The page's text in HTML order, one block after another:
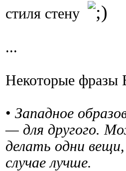
стиля стену
...
Некоторые фразы
• Западное
— для другого.
делать одни
случае лучше.